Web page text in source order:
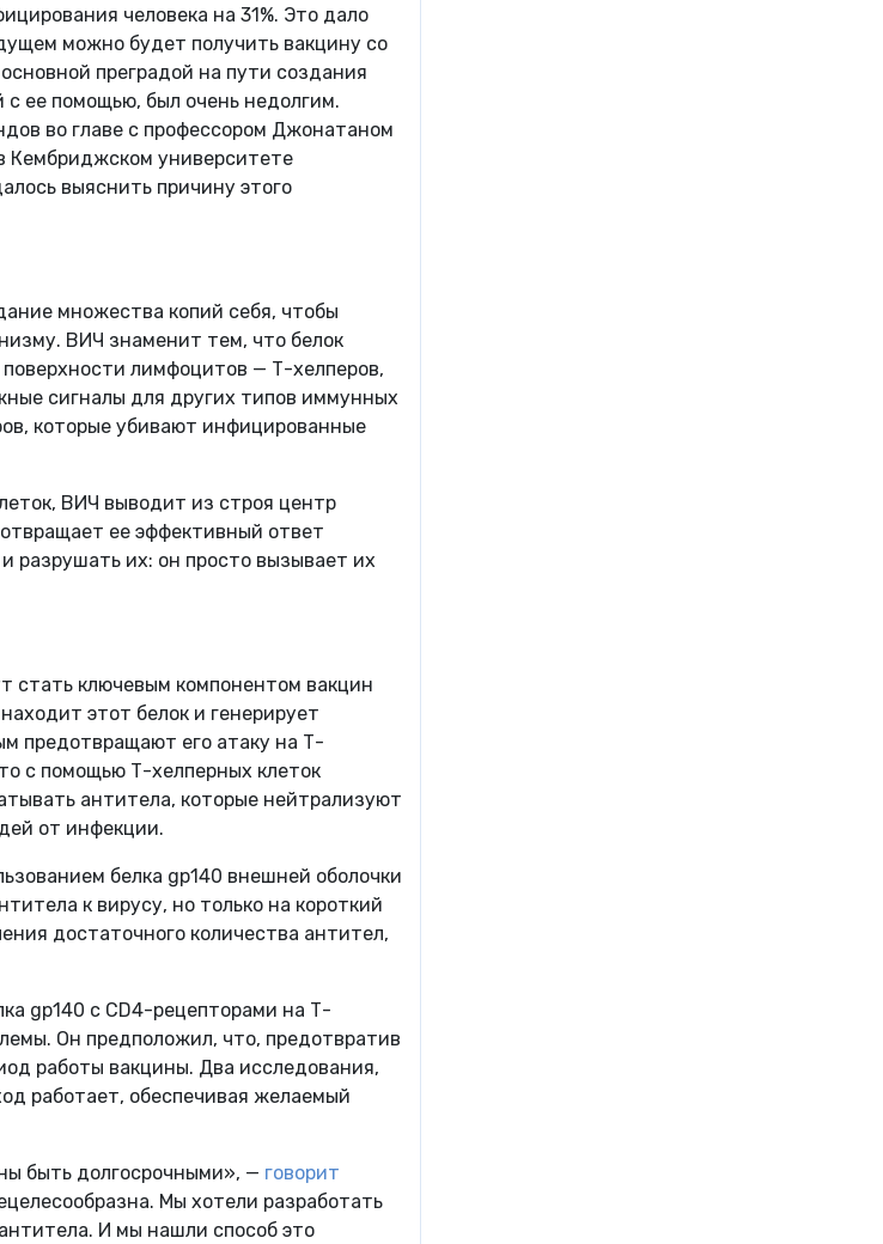
человека на 31%. Это дало
можно будет получить вакцину со
преградой на пути создания
ее помощью, был очень недолгим.
во главе с профессором Джонатаном
Кембриджском университете
выяснить причину этого
множества копий себя, чтобы
ВИЧ знаменит тем, что белок
лимфоцитов — Т-хелперов,
сигналы для других типов иммунных
которые убивают инфицированные
ВИЧ выводит из строя центр
ее эффективный ответ
разрушать их: он просто вызывает их
стать ключевым компонентом вакцин
этот белок и генерирует
предотвращают его атаку на Т-
с помощью Т-хелперных клеток
антитела, которые нейтрализуют
от инфекции.
белка gp140 внешней оболочки
к вирусу, но только на короткий
достаточного количества антител,
gp140 с CD4-рецепторами на Т-
Он предположил, что, предотвратив
работы вакцины. Два исследования,
работает, обеспечивая желаемый
быть долгосрочными», — говорит
Мы хотели разработать
И мы нашли способ это